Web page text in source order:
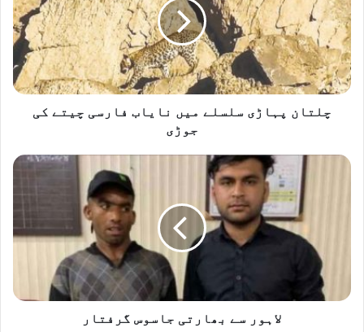
میں
نایاب
فارسی
چیتے
کی
جوڑی
چلتان پہاڑی سلسلے میں نایاب فارسی چیتے کی
جوڑی
لاہور
لاہور سے بھارتی جاسوس گرفتار